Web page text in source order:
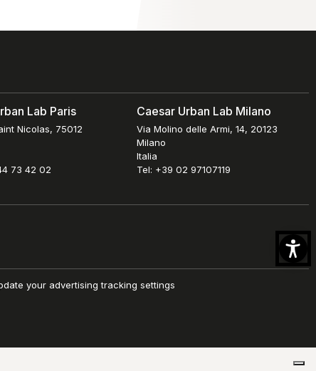
Lab Paris
Nicolas, 75012
73 42 02
Caesar Urban Lab Milano
Via Molino delle Armi, 14, 20123
Milano
Italia
Tel: +39 02 97107119
your advertising tracking settings